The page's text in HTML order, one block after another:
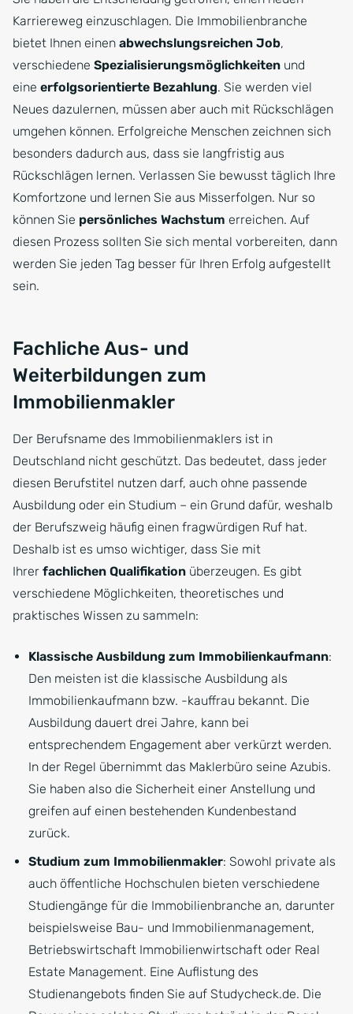
Karriereweg einzuschlagen. Die Immobilienbranche
bietet Ihnen einen abwechslungsreichen Job,
verschiedene Spezialisierungsmöglichkeiten und
eine erfolgsorientierte Bezahlung. Sie werden viel
Neues dazulernen, müssen aber auch mit Rückschlägen
umgehen können. Erfolgreiche Menschen zeichnen sich
besonders dadurch aus, dass sie langfristig aus
Rückschlägen lernen. Verlassen Sie bewusst täglich Ihre
Komfortzone und lernen Sie aus Misserfolgen. Nur so
können Sie persönliches Wachstum erreichen. Auf
diesen Prozess sollten Sie sich mental vorbereiten, dann
werden Sie jeden Tag besser für Ihren Erfolg aufgestellt
sein.
Fachliche Aus- und
Weiterbildungen zum
Immobilienmakler
Der Berufsname des Immobilienmaklers ist in
Deutschland nicht geschützt. Das bedeutet, dass jeder
diesen Berufstitel nutzen darf, auch ohne passende
Ausbildung oder ein Studium – ein Grund dafür, weshalb
der Berufszweig häufig einen fragwürdigen Ruf hat.
Deshalb ist es umso wichtiger, dass Sie mit
Ihrer fachlichen Qualifikation überzeugen. Es gibt
verschiedene Möglichkeiten, theoretisches und
praktisches Wissen zu sammeln:
Klassische Ausbildung zum Immobilienkaufmann:
Den meisten ist die klassische Ausbildung als
Immobilienkaufmann bzw. -kauffrau bekannt. Die
Ausbildung dauert drei Jahre, kann bei
entsprechendem Engagement aber verkürzt werden.
In der Regel übernimmt das Maklerbüro seine Azubis.
Sie haben also die Sicherheit einer Anstellung und
greifen auf einen bestehenden Kundenbestand
zurück.
Studium zum Immobilienmakler: Sowohl private als
auch öffentliche Hochschulen bieten verschiedene
Studiengänge für die Immobilienbranche an, darunter
beispielsweise Bau- und Immobilienmanagement,
Betriebswirtschaft Immobilienwirtschaft oder Real
Estate Management. Eine Auflistung des
Studienangebots finden Sie auf Studycheck.de. Die